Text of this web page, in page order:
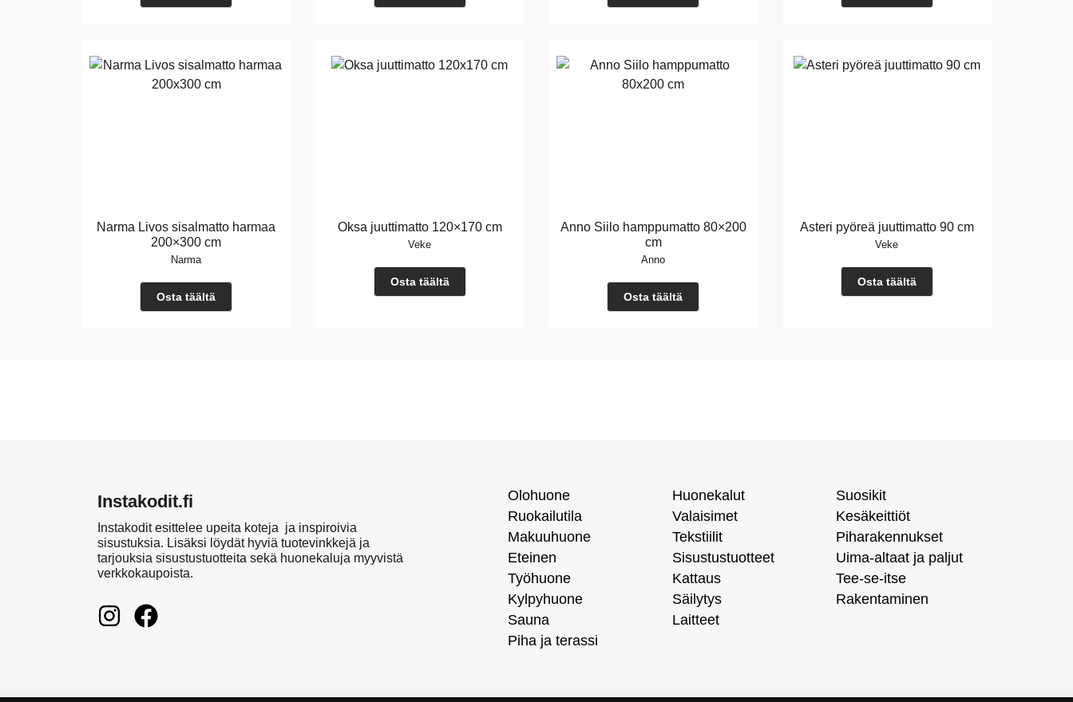
Narma Livos sisalmatto harmaa
200×300 cm
Narma
Osta täältä
Oksa juuttimatto 120×170 cm
Veke
Osta täältä
Anno Siilo hamppumatto 80×200
cm
Anno
Osta täältä
Asteri pyöreä juuttimatto 90 cm
Veke
Osta täältä
Instakodit.fi
Instakodit esittelee upeita koteja ja inspiroivia
sisustuksia. Lisäksi löydät hyviä tuotevinkkejä ja
tarjouksia sisustustuotteita sekä huonekaluja myyvistä
verkkokaupoista.
Olohuone
Ruokailutila
Makuuhuone
Eteinen
Työhuone
Kylpyhuone
Sauna
Piha ja terassi
Huonekalut
Valaisimet
Tekstiilit
Sisustustuotteet
Kattaus
Säilytys
Laitteet
Suosikit
Kesäkeittiöt
Piharakennukset
Uima-altaat ja paljut
Tee-se-itse
Rakentaminen